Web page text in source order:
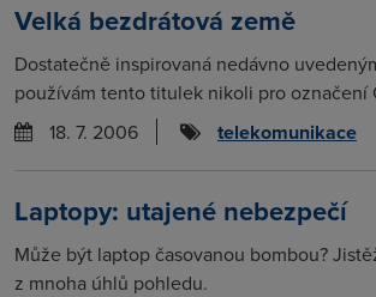
Velká bezdrátová země
Dostatečně inspirovaná nedávno
používám tento titulek nikoli pro označení
18. 7. 2006
telekomunikace
Laptopy: utajené nebezpečí
Může být laptop časovanou bombou?
z mnoha úhlů pohledu.